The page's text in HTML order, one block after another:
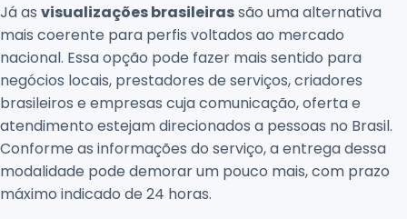
Já as visualizações brasileirassão uma alternativa
mais coerente para perfis voltados ao mercado
nacional. Essa opção pode fazer mais sentido para
negócios locais, prestadores de serviços, criadores
brasileiros e empresas cuja comunicação, oferta e
atendimento estejam direcionados a pessoas no Brasil.
Conforme as informações do serviço, a entrega dessa
modalidade pode demorar um pouco mais, com prazo
máximo indicado de 24 horas.